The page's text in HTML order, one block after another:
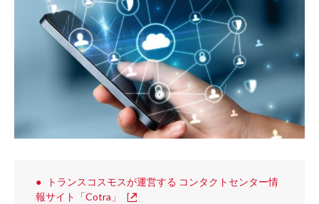
トランスコスモスが運営する コンタクトセンター情
報サイト「Cotra」